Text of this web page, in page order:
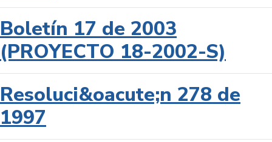
Boletín 17 de 2003
(PROYECTO 18-2002-S)
Resoluci&oacute;n 278 de
1997